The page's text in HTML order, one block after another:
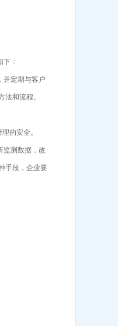
：
定期与客户
和流程。
的安全。
测数据，改
手段，企业要